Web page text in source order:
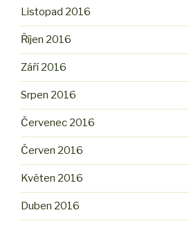
Listopad 2016
Říjen 2016
Září 2016
Srpen 2016
Červenec 2016
Červen 2016
Květen 2016
Duben 2016